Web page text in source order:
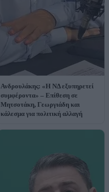
Ανδρουλάκης: «Η ΝΔ εξυπηρετεί
συμφέροντα» – Επίθεση σε
Μητσοτάκη, Γεωργιάδη και
κάλεσμα για πολιτική αλλαγή